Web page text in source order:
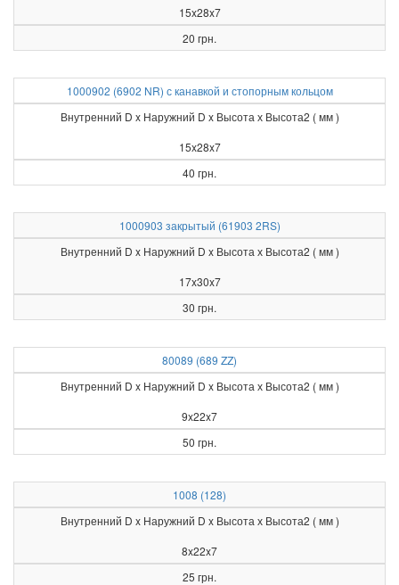
15x28x7
20 грн.
1000902 (6902 NR) с канавкой и стопорным кольцом
Внутренний D x Наружний D x Высота х Высота2 ( мм )
15x28x7
40 грн.
1000903 закрытый (61903 2RS)
Внутренний D x Наружний D x Высота х Высота2 ( мм )
17x30x7
30 грн.
80089 (689 ZZ)
Внутренний D x Наружний D x Высота х Высота2 ( мм )
9x22x7
50 грн.
1008 (128)
Внутренний D x Наружний D x Высота х Высота2 ( мм )
8x22x7
25 грн.